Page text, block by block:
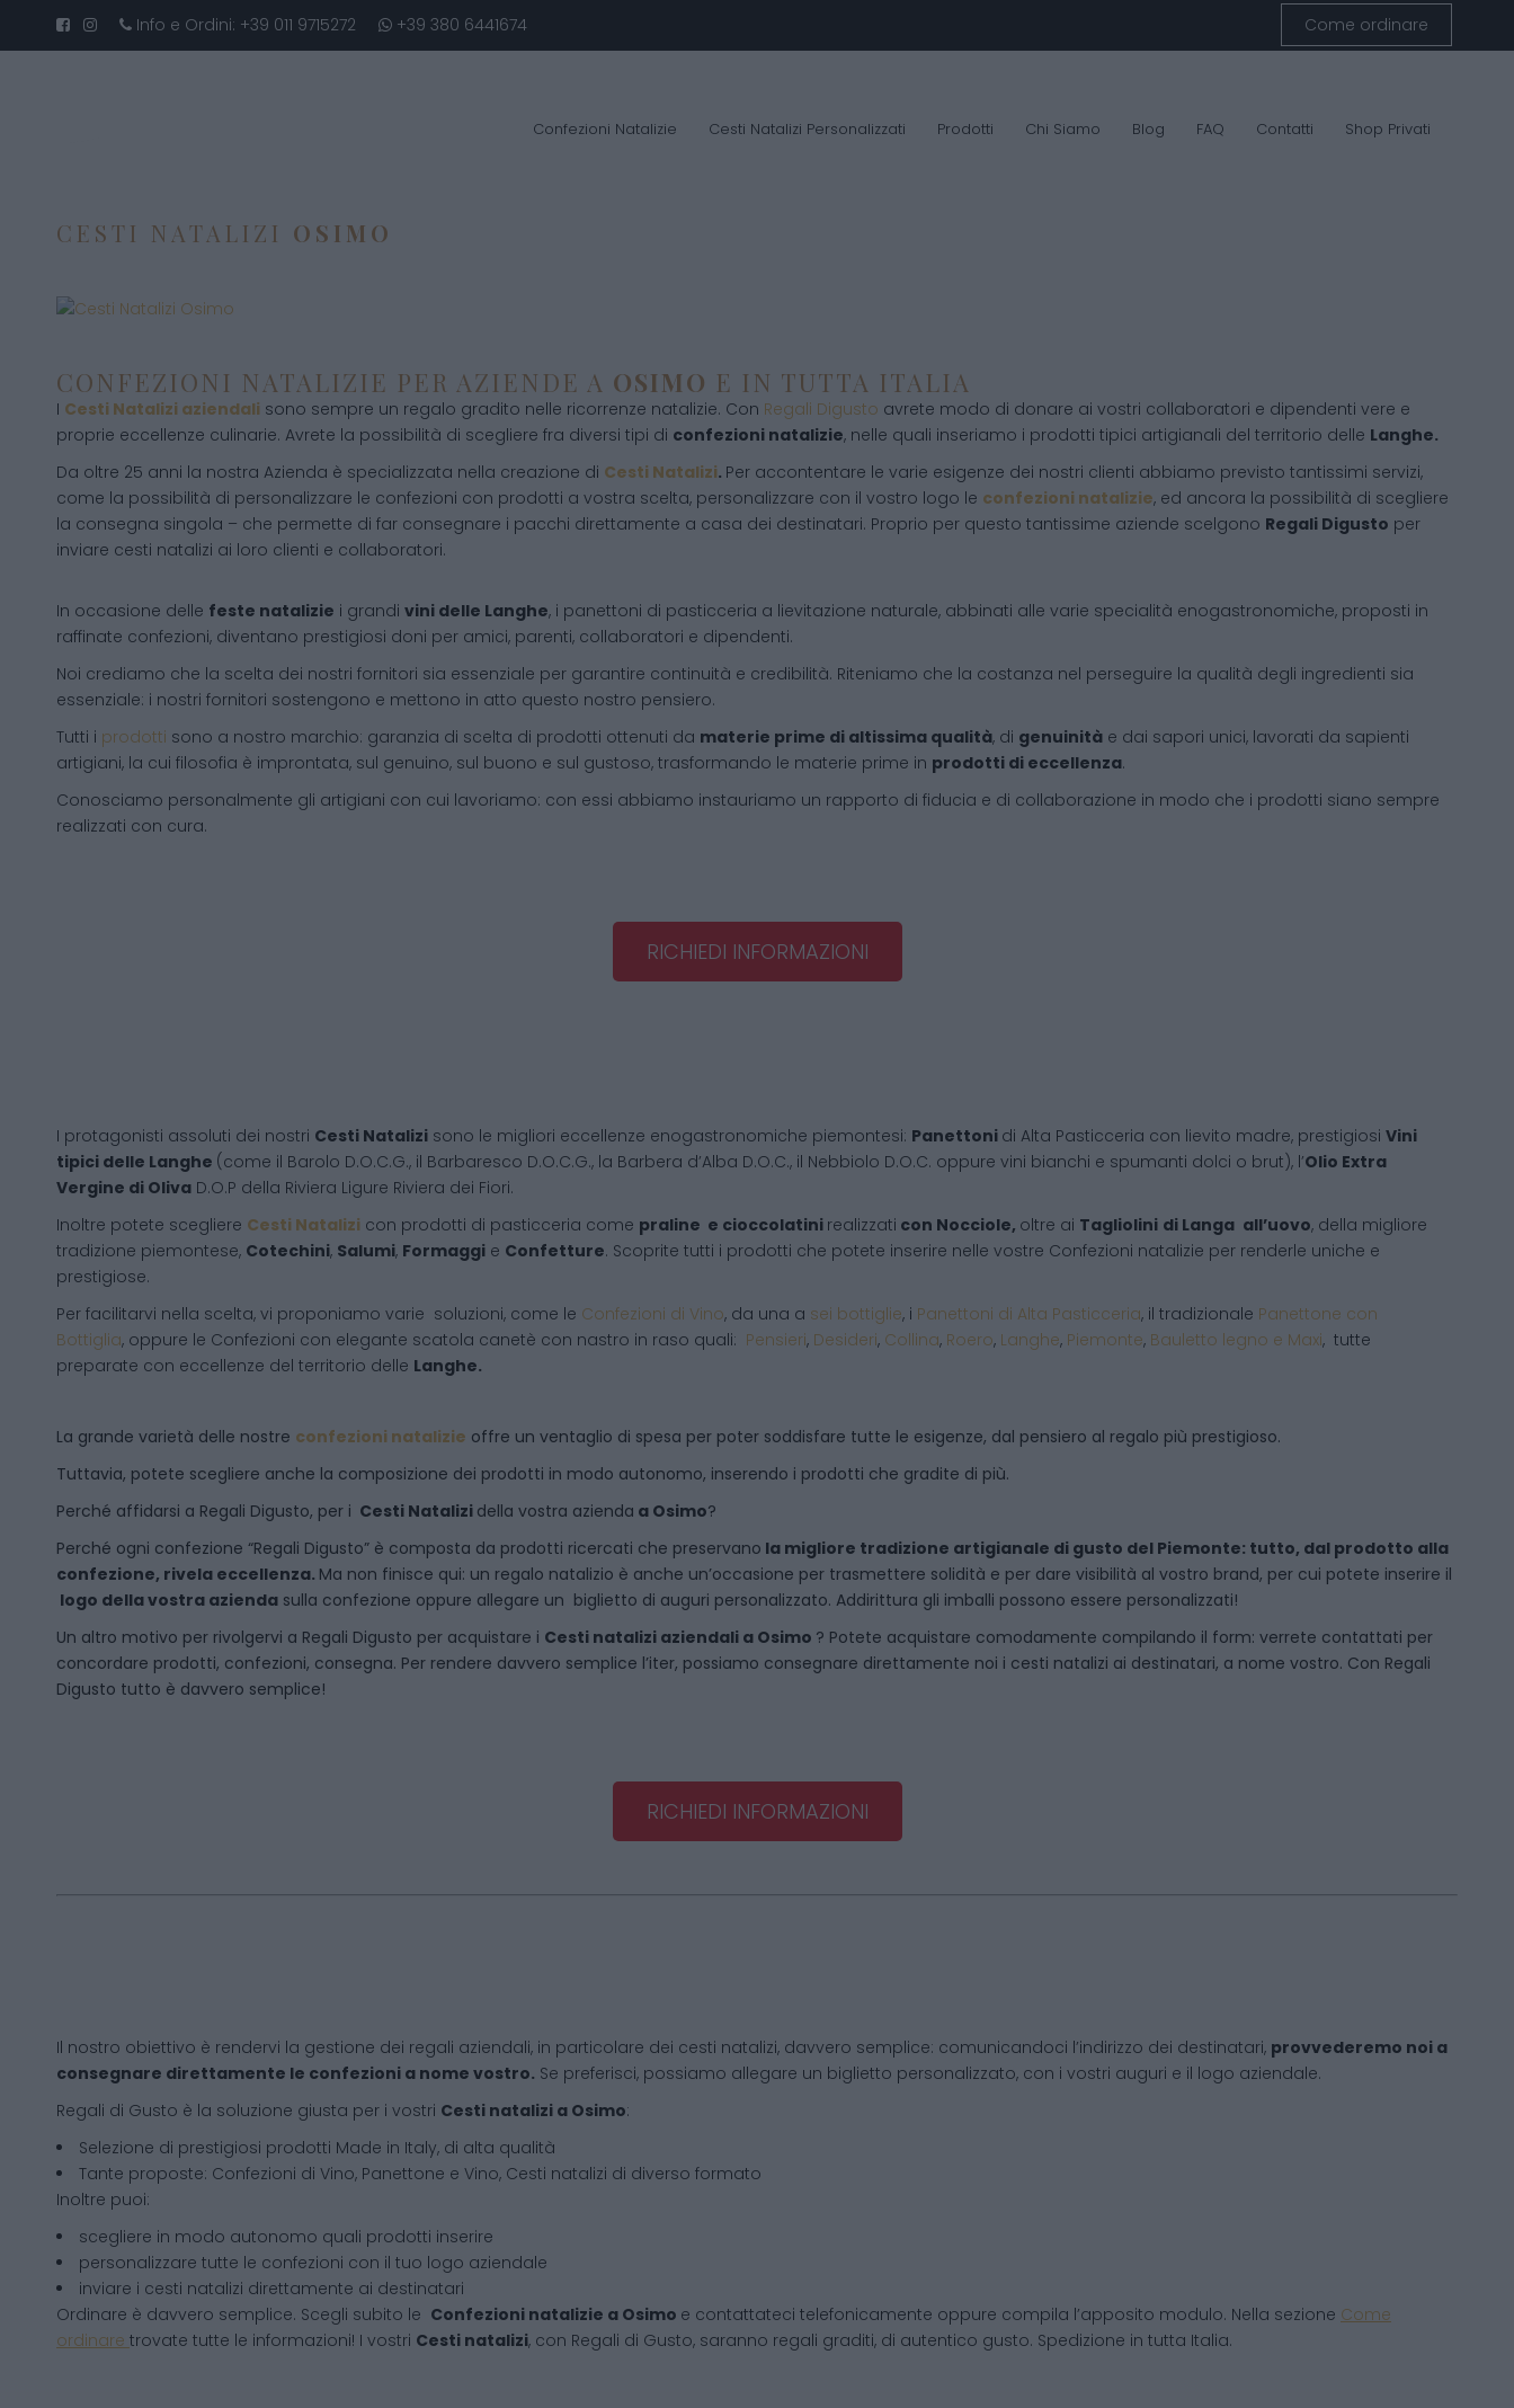
Info e Ordini: +39 011 9715272 +39 380 6441674 Come ordinare
Confezioni Natalizie Cesti Natalizi Personalizzati Prodotti Chi Siamo Blog FAQ Contatti Shop Privati
CESTI NATALIZI OSIMO
CONFEZIONI NATALIZIE PER AZIENDE A OSIMO E IN TUTTA ITALIA
I Cesti Natalizi aziendali sono sempre un regalo gradito nelle ricorrenze natalizie. Con Regali Digusto avrete modo di donare ai vostri collaboratori e dipendenti vere e
proprie eccellenze culinarie. Avrete la possibilità di scegliere fra diversi tipi di confezioni natalizie, nelle quali inseriamo i prodotti tipici artigianali del territorio delle Langhe.
Da oltre 25 anni la nostra Azienda è specializzata nella creazione di Cesti Natalizi. Per accontentare le varie esigenze dei nostri clienti abbiamo previsto tantissimi servizi,
come la possibilità di personalizzare le confezioni con prodotti a vostra scelta, personalizzare con il vostro logo le confezioni natalizie, ed ancora la possibilità di scegliere
la consegna singola – che permette di far consegnare i pacchi direttamente a casa dei destinatari. Proprio per questo tantissime aziende scelgono Regali Digusto per
inviare cesti natalizi ai loro clienti e collaboratori.
In occasione delle feste natalizie i grandi vini delle Langhe, i panettoni di pasticceria a lievitazione naturale, abbinati alle varie specialità enogastronomiche, proposti in
raffinate confezioni, diventano prestigiosi doni per amici, parenti, collaboratori e dipendenti.
Noi crediamo che la scelta dei nostri fornitori sia essenziale per garantire continuità e credibilità. Riteniamo che la costanza nel perseguire la qualità degli ingredienti sia
essenziale: i nostri fornitori sostengono e mettono in atto questo nostro pensiero.
Tutti i prodotti sono a nostro marchio: garanzia di scelta di prodotti ottenuti da materie prime di altissima qualità, di genuinità e dai sapori unici, lavorati da sapienti
artigiani, la cui filosofia è improntata, sul genuino, sul buono e sul gustoso, trasformando le materie prime in prodotti di eccellenza.
Conosciamo personalmente gli artigiani con cui lavoriamo: con essi abbiamo instauriamo un rapporto di fiducia e di collaborazione in modo che i prodotti siano sempre
realizzati con cura.
RICHIEDI INFORMAZIONI
I protagonisti assoluti dei nostri Cesti Natalizi sono le migliori eccellenze enogastronomiche piemontesi: Panettoni di Alta Pasticceria con lievito madre, prestigiosi Vini
tipici delle Langhe (come il Barolo D.O.C.G., il Barbaresco D.O.C.G., la Barbera d’Alba D.O.C., il Nebbiolo D.O.C. oppure vini bianchi e spumanti dolci o brut), l’Olio Extra
Vergine di Oliva D.O.P della Riviera Ligure Riviera dei Fiori.
Inoltre potete scegliere Cesti Natalizi con prodotti di pasticceria come praline e cioccolatini realizzati con Nocciole, oltre ai Tagliolini di Langa all’uovo, della migliore
tradizione piemontese, Cotechini, Salumi, Formaggi e Confetture. Scoprite tutti i prodotti che potete inserire nelle vostre Confezioni natalizie per renderle uniche e
prestigiose.
Per facilitarvi nella scelta, vi proponiamo varie soluzioni, come le Confezioni di Vino, da una a sei bottiglie, i Panettoni di Alta Pasticceria, il tradizionale Panettone con
Bottiglia, oppure le Confezioni con elegante scatola canetè con nastro in raso quali: Pensieri, Desideri, Collina, Roero, Langhe, Piemonte, Bauletto legno e Maxi, tutte
preparate con eccellenze del territorio delle Langhe.
La grande varietà delle nostre confezioni natalizie offre un ventaglio di spesa per poter soddisfare tutte le esigenze, dal pensiero al regalo più prestigioso.
Tuttavia, potete scegliere anche la composizione dei prodotti in modo autonomo, inserendo i prodotti che gradite di più.
Perché affidarsi a Regali Digusto, per i Cesti Natalizi della vostra azienda a Osimo?
Perché ogni confezione “Regali Digusto” è composta da prodotti ricercati che preservano la migliore tradizione artigianale di gusto del Piemonte: tutto, dal prodotto alla
confezione, rivela eccellenza. Ma non finisce qui: un regalo natalizio è anche un’occasione per trasmettere solidità e per dare visibilità al vostro brand, per cui potete inserire il
logo della vostra azienda sulla confezione oppure allegare un biglietto di auguri personalizzato. Addirittura gli imballi possono essere personalizzati!
Un altro motivo per rivolgervi a Regali Digusto per acquistare i Cesti natalizi aziendali a Osimo ? Potete acquistare comodamente compilando il form: verrete contattati per
concordare prodotti, confezioni, consegna. Per rendere davvero semplice l’iter, possiamo consegnare direttamente noi i cesti natalizi ai destinatari, a nome vostro. Con Regali
Digusto tutto è davvero semplice!
RICHIEDI INFORMAZIONI
Il nostro obiettivo è rendervi la gestione dei regali aziendali, in particolare dei cesti natalizi, davvero semplice: comunicandoci l’indirizzo dei destinatari, provvederemo noi a
consegnare direttamente le confezioni a nome vostro. Se preferisci, possiamo allegare un biglietto personalizzato, con i vostri auguri e il logo aziendale.
Regali di Gusto è la soluzione giusta per i vostri Cesti natalizi a Osimo:
Selezione di prestigiosi prodotti Made in Italy, di alta qualità
Tante proposte: Confezioni di Vino, Panettone e Vino, Cesti natalizi di diverso formato
Inoltre puoi:
scegliere in modo autonomo quali prodotti inserire
personalizzare tutte le confezioni con il tuo logo aziendale
inviare i cesti natalizi direttamente ai destinatari
Ordinare è davvero semplice. Scegli subito le Confezioni natalizie a Osimo e contattateci telefonicamente oppure compila l’apposito modulo. Nella sezione Come
ordinare trovate tutte le informazioni! I vostri Cesti natalizi, con Regali di Gusto, saranno regali graditi, di autentico gusto. Spedizione in tutta Italia.